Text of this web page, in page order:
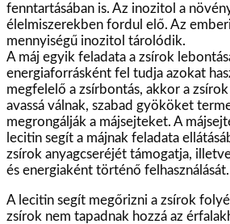
fenntartásában is. Az inozitol a
élelmiszerekben fordul elő. Az
mennyiségű inozitol tárolódik.
A máj egyik feladata a zsírok
energiaforrásként fel tudja azokat
megfelelő a zsírbontás, akkor a
avassá válnak, szabad gyököket
megrongálják a májsejteket. A
lecitin segít a májnak feladata
zsírok anyagcseréjét támogatja,
és energiaként történő felhasználását.
A lecitin segít megőrizni a zsírok
zsírok nem tapadnak hozzá az